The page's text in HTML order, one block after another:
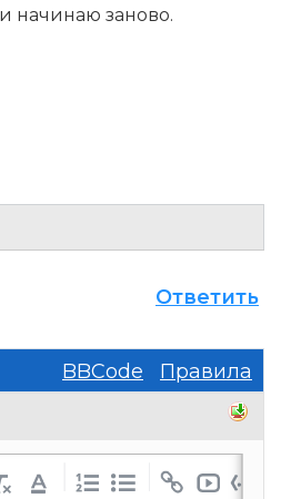
начинаю заново.
Ответить
BBCode Правила